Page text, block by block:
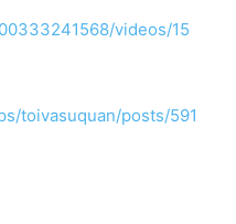
videos/15
toivasuquan/posts/591